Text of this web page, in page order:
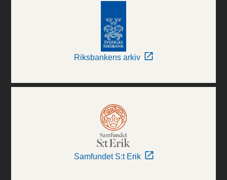
Riksbankens arkiv
Samfundet S:t Erik